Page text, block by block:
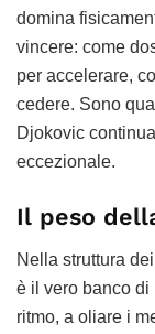
domina
vincere: come
per accelerare,
cedere. Sono
Djokovic
eccezionale.
Il peso
Nella struttura
è il vero banco di
ritmo, a oliare i